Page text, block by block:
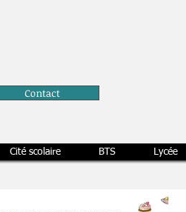
Contact
Cité scolaire BTS Lycée